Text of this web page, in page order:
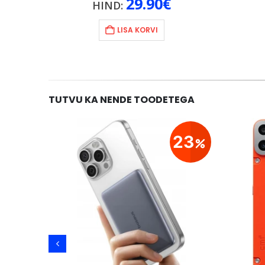
HIND:
LISA KORVI
TUTVU KA NENDE TOODETEGA
23